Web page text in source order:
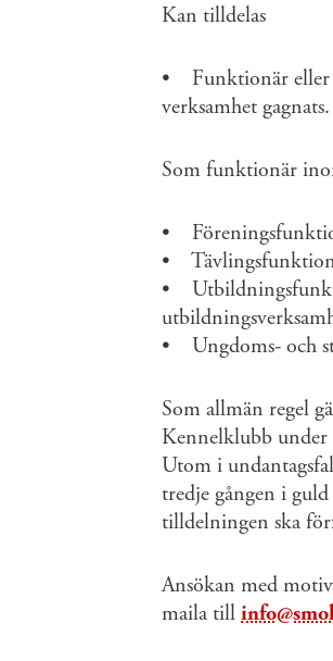
Kan tilldelas
• Funktionär eller
verksamhet gagnats.
Som funktionär
•
•
•
• Ungdoms- och
Som allmän regel
Kennelklubb
Utom i
tredje gången i
tilldelningen ska
Ansökan med
maila till